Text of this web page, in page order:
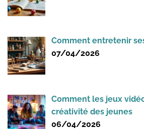
Comment entretenir
07/04/2026
Comment les jeux
créativité des jeunes
06/04/2026